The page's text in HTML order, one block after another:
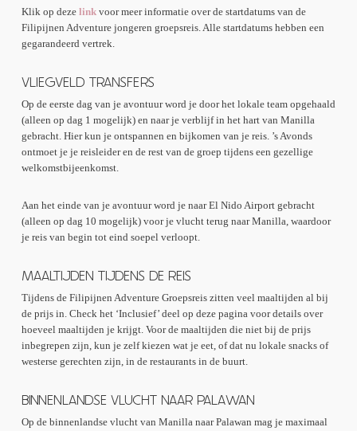
Klik op deze linkvoor meer informatie over de startdatums van de
Filipijnen Adventure jongeren groepsreis. Alle startdatums hebben een
gegarandeerd vertrek.
VLIEGVELD TRANSFERS
Op de eerste dag van je avontuur word je door het lokale team opgehaald
(alleen op dag 1 mogelijk) en naar je verblijf in het hart van Manilla
gebracht. Hier kun je ontspannen en bijkomen van je reis. ’s Avonds
ontmoet je je reisleider en de rest van de groep tijdens een gezellige
welkomstbijeenkomst.
Aan het einde van je avontuur word je naar El Nido Airport gebracht
(alleen op dag 10 mogelijk) voor je vlucht terug naar Manilla, waardoor
je reis van begin tot eind soepel verloopt.
MAALTIJDEN TIJDENS DE REIS
Tijdens de Filipijnen Adventure Groepsreis zitten veel maaltijden al bij
de prijs in. Check het ‘Inclusief’ deel op deze pagina voor details over
hoeveel maaltijden je krijgt. Voor de maaltijden die niet bij de prijs
inbegrepen zijn, kun je zelf kiezen wat je eet, of dat nu lokale snacks of
westerse gerechten zijn, in de restaurants in de buurt.
BINNENLANDSE VLUCHT NAAR PALAWAN
Op de binnenlandse vlucht van Manilla naar Palawan mag je maximaal